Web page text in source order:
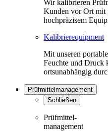
Wir kalibrieren
Kunden vor Ort mit
hochpräzisem
Kalibrierequipment
Mit unseren
Feuchte und Druck
ortsunabhängig
Prüfmittelmanagement
Schließen
Prüfmittel-
management